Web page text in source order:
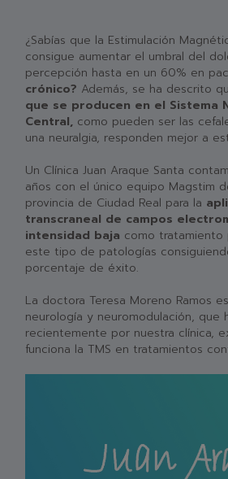
¿Sabías que la Estimulación
consigue aumentar el umbral del
percepción hasta en un 60% en
crónico? Además, se ha descrito
que se producen en el Sistema
Central, como pueden ser las
una neuralgia, responden mejor a
Un Clínica Juan Araque Santa
años con el único equipo Magstim
provincia de Ciudad Real para la
transcraneal de campos
intensidad baja como tratamiento
este tipo de patologías
porcentaje de éxito.
La doctora Teresa Moreno Ramos
neurología y neuromodulación, que
recientemente por nuestra clínica,
funciona la TMS en tratamientos